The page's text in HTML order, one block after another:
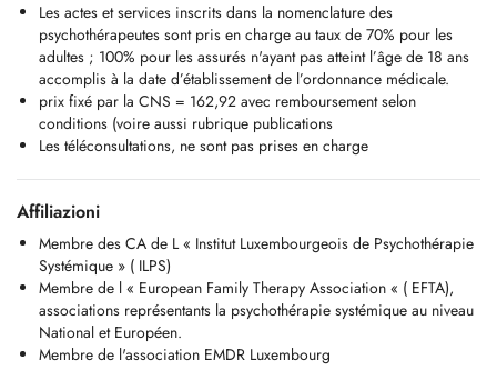
Les actes et services inscrits dans la nomenclature des
psychothérapeutes sont pris en charge au taux de 70% pour les
adultes ; 100% pour les assurés n'ayant pas atteint l’âge de 18 ans
accomplis à la date d’établissement de l’ordonnance médicale.
prix fixé par la CNS = 162,92 avec remboursement selon
conditions (voire aussi rubrique publications
Les téléconsultations, ne sont pas prises en charge
Affiliazioni
Membre des CA de L « Institut Luxembourgeois de Psychothérapie
Systémique » ( ILPS)
Membre de l « European Family Therapy Association « ( EFTA),
associations représentants la psychothérapie systémique au niveau
National et Européen.
Membre de l'association EMDR Luxembourg